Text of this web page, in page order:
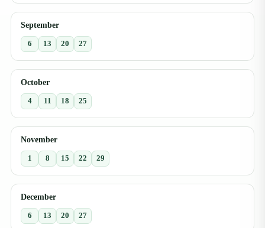
September
6 13 20 27
October
4 11 18 25
November
1 8 15 22 29
December
6 13 20 27